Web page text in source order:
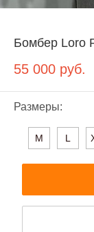
Бомбер Loro
55 000 руб.
Размеры:
M L